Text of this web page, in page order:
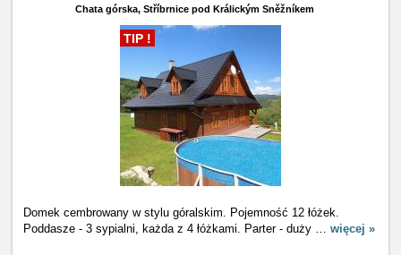
Chata górska, Stříbrnice pod Králickým Sněžníkem
TIP !
Domek cembrowany w stylu góralskim. Pojemność 12 łóżek.
Poddasze - 3 sypialni, każda z 4 łóżkami. Parter - duży … więcej »